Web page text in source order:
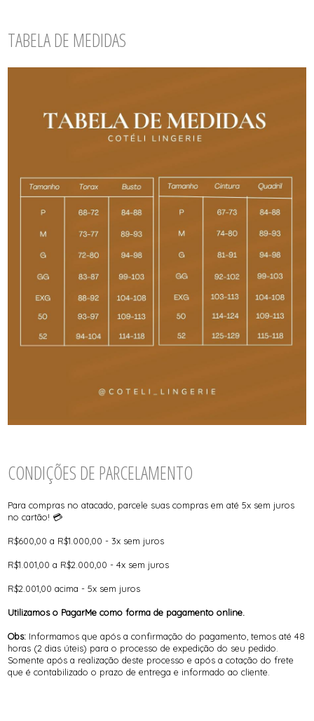
TABELA DE MEDIDAS
CONDIÇÕES DE PARCELAMENTO
Para compras no atacado, parcele suas compras em até 5x sem juros
no cartão! 💳
R$600,00 a R$1.000,00 - 3x sem juros
R$1.001,00 a R$2.000,00 - 4x sem juros
R$2.001,00 acima - 5x sem juros
Utilizamos o PagarMe como forma de pagamento online.
Obs: Informamos que após a confirmação do pagamento, temos até 48
horas (2 dias úteis) para o processo de expedição do seu pedido.
Somente após a realização deste processo e após a cotação do frete
que é contabilizado o prazo de entrega e informado ao cliente.